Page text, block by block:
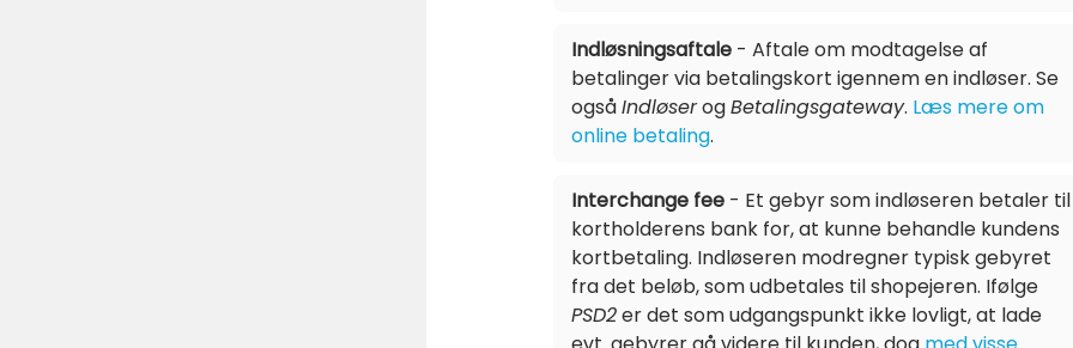
Indløsningsaftale - Aftale om modtagelse af
betalinger via betalingskort igennem en indløser. Se
ogsåIndløserogBetalingsgateway. Læs mere om
online betaling.
Interchange fee - Et gebyr som indløseren betaler til
kortholderens bank for, at kunne behandle kundens
kortbetaling. Indløseren modregner typisk gebyret
fra det beløb, som udbetales til shopejeren. Ifølge
PSD2er det som udgangspunkt ikke lovligt, at lade